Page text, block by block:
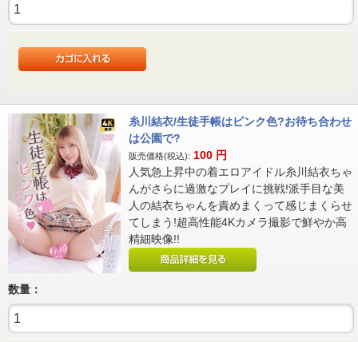
糸川結衣/生徒手帳はピンク色?お待ち合わせ
は公園で?
販売価格(税込): 100 円
人気急上昇中の着エロアイドル糸川結衣ちゃ
んがさらに過激なプレイに挑戦!派手目な美
人の結衣ちゃんを責めまくって感じまくらせ
てしまう!超高性能4Kカメラ撮影で鮮やか高
精細映像!!
数量：